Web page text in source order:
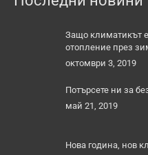
Защо климатикът
отопление през
октомври 3, 2019
Потърсете ни за
май 21, 2019
Нова година, нов